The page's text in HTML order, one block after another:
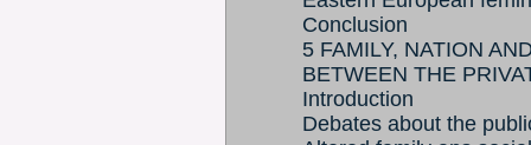
Conclusion
5 FAMILY, NATION
BETWEEN THE
Introduction
Debates about the